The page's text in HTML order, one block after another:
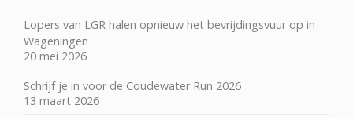
Lopers van LGR halen opnieuw het bevrijdingsvuur op in
Wageningen
20 mei 2026
Schrijf je in voor de Coudewater Run 2026
13 maart 2026